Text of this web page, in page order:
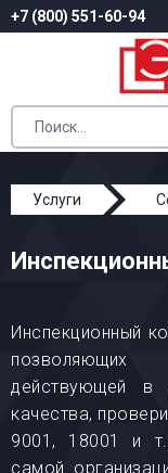
+7 (800) 551-60-94
Услуги
Инспекционный
позволяющих
действующей в
качества,
9001, 18001 и
самой